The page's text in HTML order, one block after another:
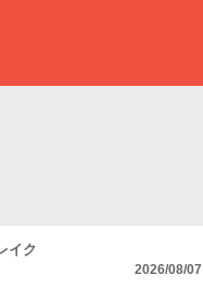
イク
2026/08/07